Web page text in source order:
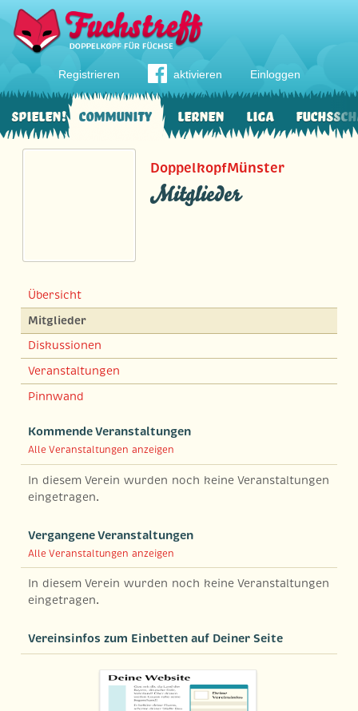
Registrieren aktivieren Einloggen
Community Lernen Liga
Spielen!
DoppelkopfMünster
Mitglieder
Übersicht
Mitglieder
Diskussionen
Veranstaltungen
Pinnwand
Kommende Veranstaltungen
Alle Veranstaltungen anzeigen
In diesem Verein wurden noch keine Veranstaltungen
eingetragen.
Vergangene Veranstaltungen
Alle Veranstaltungen anzeigen
In diesem Verein wurden noch keine Veranstaltungen
eingetragen.
Vereinsinfos zum Einbetten auf Deiner Seite